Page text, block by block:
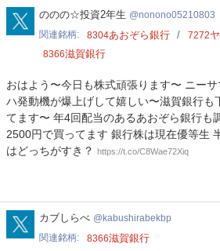
資
nonono05210803
ののの☆投資2年生 nonono05210803
関連銘柄
8304あおぞら銀行 7272
8366滋賀銀行
おはよう〜今日も株式頑張ります〜 ニー
ハ発動機が爆上げして嬉しい〜滋賀銀行も
てます〜 年4回配当のあるあおぞら銀行も
2500円で買ってます 銀行株は現在優等生
はどっちがすき？ https://t.co/C8Wae72Xiq
kabushirabekbp
カブしらべ kabushirabekbp
関連銘柄
8366滋賀銀行